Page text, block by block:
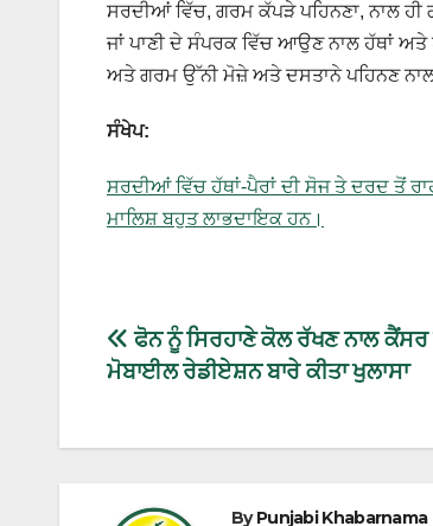
ਸਰਦੀਆਂ ਵਿੱਚ, ਗਰਮ ਕੱਪੜੇ ਪਹਿਨਣਾ, ਨਾਲ
ਜਾਂ ਪਾਣੀ ਦੇ ਸੰਪਰਕ ਵਿੱਚ ਆਉਣ ਨਾਲ ਹੱਥਾਂ
ਅਤੇ ਗਰਮ ਉੱਨੀ ਮੋਜ਼ੇ ਅਤੇ ਦਸਤਾਨੇ ਪਹਿਨਣ
ਸੰਖੇਪ:
ਸਰਦੀਆਂ ਵਿੱਚ ਹੱਥਾਂ-ਪੈਰਾਂ ਦੀ ਸੋਜ ਤੇ ਦਰਦ ਤੋਂ
ਮਾਲਿਸ਼ ਬਹੁਤ ਲਾਭਦਾਇਕ ਹਨ।
ਫੋਨ ਨੂੰ ਸਿਰਹਾਣੇ ਕੋਲ ਰੱਖਣ ਨਾਲ ਕੈਂਸਰ
ਮੋਬਾਈਲ ਰੇਡੀਏਸ਼ਨ ਬਾਰੇ ਕੀਤਾ ਖੁਲਾਸਾ
ByPunjabi Khabarnama